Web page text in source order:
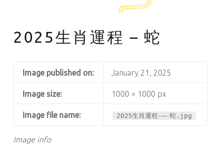
2025生肖運程 – 蛇
Image info
Image published on: January 21, 2025
Image size: 1000 × 1000 px
Image file name: 2025生肖運程-–-蛇.jpg